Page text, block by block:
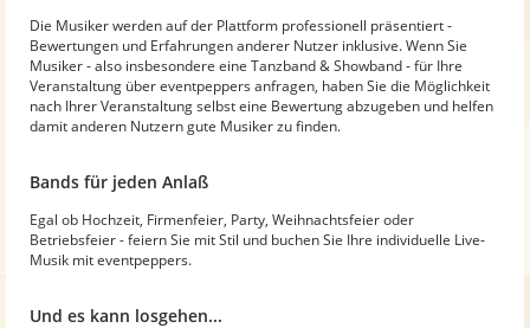
Die Musiker werden auf der Plattform professionell präsentiert -
Bewertungen und Erfahrungen anderer Nutzer inklusive. Wenn Sie
Musiker - also insbesondere eine Tanzband & Showband - für Ihre
Veranstaltung über eventpeppers anfragen, haben Sie die Möglichkeit
nach Ihrer Veranstaltung selbst eine Bewertung abzugeben und helfen
damit anderen Nutzern gute Musiker zu finden.
Bands für jeden Anlaß
Egal ob Hochzeit, Firmenfeier, Party, Weihnachtsfeier oder
Betriebsfeier - feiern Sie mit Stil und buchen Sie Ihre individuelle Live-
Musik mit eventpeppers.
Und es kann losgehen...